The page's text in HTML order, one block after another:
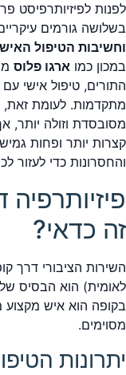
לפנות לפיזיותרפיסט
בשלושה גורמים
וחשיבות הטיפול
במכון כמו ארגו פלוס
התורים, טיפול אישי עם
מתקדמות. לעומת זאת,
מסובסדת וזולה יותר,
קצרות יותר ופחות
והחסרונות כדי לעזור
זה כדאי?
השירות הציבורי דרך
לאומית) הוא הבסיס
בקופה הוא איש
מסוימים.
יתרונות